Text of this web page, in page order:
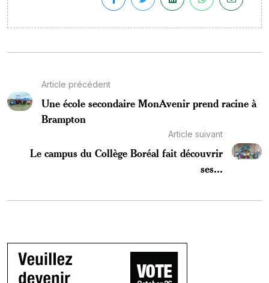
Article précédent
Une école secondaire MonAvenir prend racine à
Brampton
Article suivant
Le campus du Collège Boréal fait découvrir
ses...